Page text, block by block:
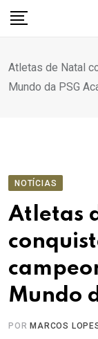
para
conteúdo
Atletas de Natal
Mundo da PSG
NOTÍCIAS
Atletas
Mundo
PORMARCOS